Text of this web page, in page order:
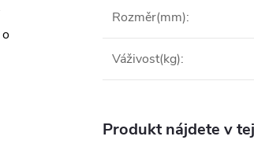
Rozměr(mm):
Váživost(kg):
Produkt nájdete v